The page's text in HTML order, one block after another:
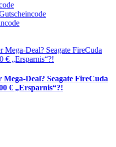
Deal? Seagate FireCuda
€ „Ersparnis“?!